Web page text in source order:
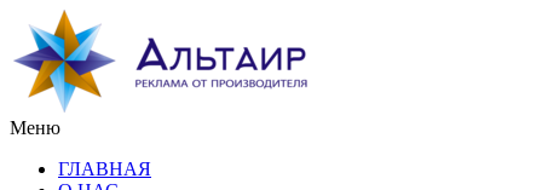
Меню
ГЛАВНАЯ